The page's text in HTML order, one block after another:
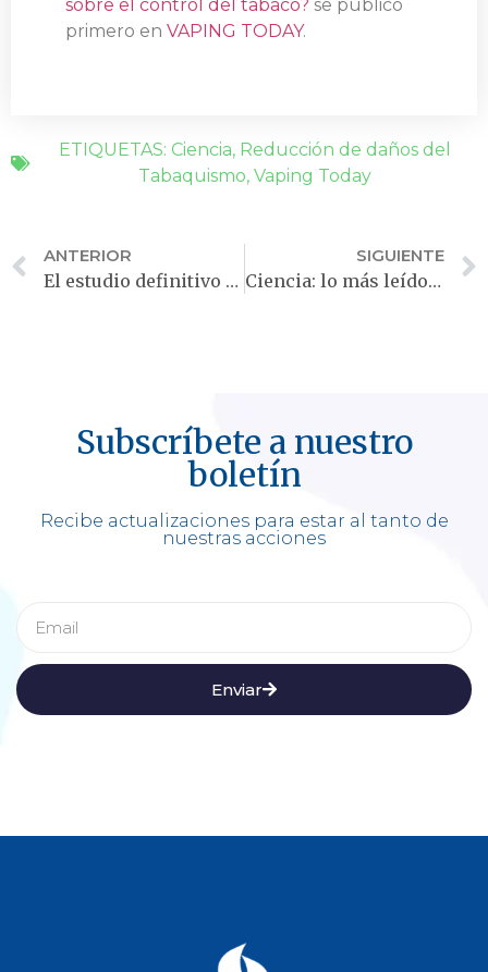
sobre el control del tabaco? se publicó
primero en VAPING TODAY.
ETIQUETAS: Ciencia, Reducción de daños del
Tabaquismo, Vaping Today
ANTERIOR
El estudio definitivo ha sido publicado: los cigarrillos electrónicos son menos tóxicos
SIGUIENTE
Ciencia: lo más leído en el año que se va
Subscríbete a nuestro
boletín
Recibe actualizaciones para estar al tanto de
nuestras acciones
Enviar